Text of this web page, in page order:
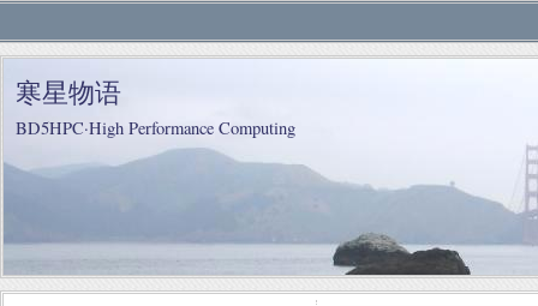
寒星物语
BD5HPC·High Performance Computing